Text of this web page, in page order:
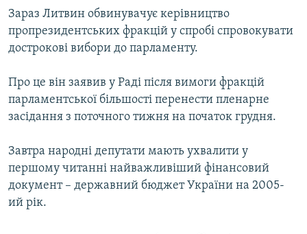
Зараз Литвин обвинувачує керівництво
пропрезидентських фракцій у спробі спровокувати
дострокові вибори до парламенту.
Про це він заявив у Раді після вимоги фракцій
парламентської більшості перенести пленарне
засідання з поточного тижня на початок грудня.
Завтра народні депутати мають ухвалити у
першому читанні найважливіший фінансовий
документ – державний бюджет України на 2005-
ий рік.